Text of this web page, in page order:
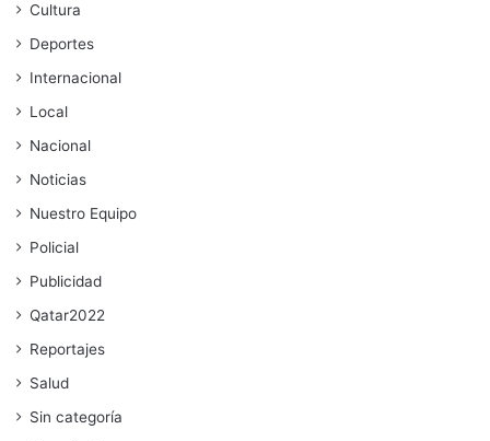
Cultura
Deportes
Internacional
Local
Nacional
Noticias
Nuestro Equipo
Policial
Publicidad
Qatar2022
Reportajes
Salud
Sin categoría